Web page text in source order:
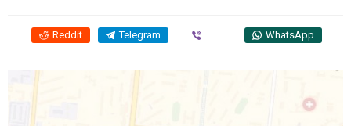
Reddit Telegram WhatsApp